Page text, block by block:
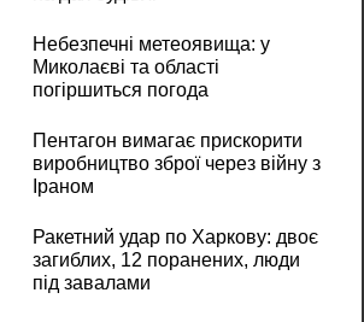
Небезпечні метеоявища: у
Миколаєві та області
погіршиться погода
Пентагон вимагає прискорити
виробництво зброї через війну з
Іраном
Ракетний удар по Харкову: двоє
загиблих, 12 поранених, люди
під завалами